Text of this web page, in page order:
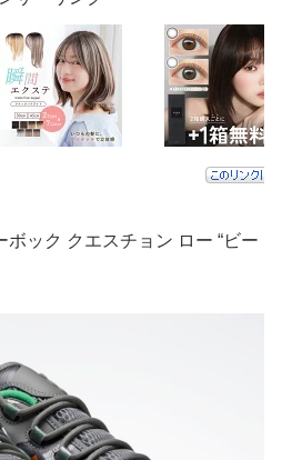
ック クエスチョン ロー “ビー